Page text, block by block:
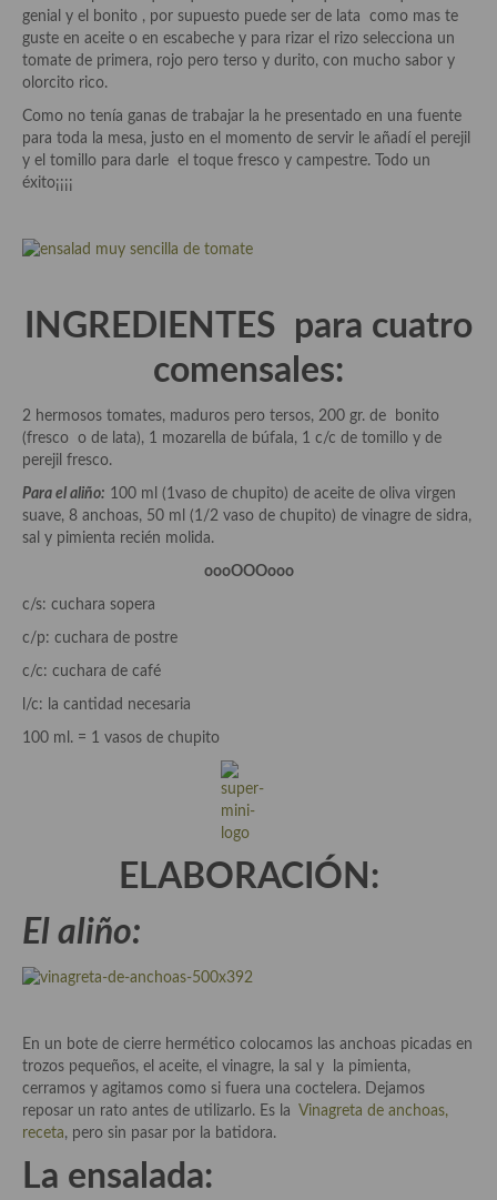
Protocolo y buenas maneras.
Ocio – restaurantes, bares, tabernas
Viajes eno-gastro-turísticos
En El Candelero
Prensa
Aderezos, salsas, vinagretas, especias, hierbas aromáticas o
aditivos
Especias, mezclas de especias
Hierbas aromáticas
Mojos y pastas
Sales y polvos
demás
Entrantes y primeros platos
Gazpachos, salmorejos, sopas y cremas frías
Quínoa
Pasta
genial y el bonito , por supuesto puede ser de lata como mas te
guste en aceite o en escabeche y para rizar el rizo selecciona un
tomate de primera, rojo pero terso y durito, con mucho sabor y
olorcito rico.
Como no tenía ganas de trabajar la he presentado en una fuente
para toda la mesa, justo en el momento de servir le añadí el perejil
y el tomillo para darle el toque fresco y campestre. Todo un
éxito¡¡¡¡
INGREDIENTES para cuatro
comensales:
2 hermosos tomates, maduros pero tersos, 200 gr. de bonito
(fresco o de lata), 1 mozarella de búfala, 1 c/c de tomillo y de
perejil fresco.
Para el aliño: 100 ml (1vaso de chupito) de aceite de oliva virgen
suave, 8 anchoas, 50 ml (1/2 vaso de chupito) de vinagre de sidra,
sal y pimienta recién molida.
oooOOOooo
c/s: cuchara sopera
c/p: cuchara de postre
c/c: cuchara de café
l/c: la cantidad necesaria
100 ml. = 1 vasos de chupito
ELABORACIÓN:
El aliño:
En un bote de cierre hermético colocamos las anchoas picadas en
trozos pequeños, el aceite, el vinagre, la sal y la pimienta,
cerramos y agitamos como si fuera una coctelera. Dejamos
reposar un rato antes de utilizarlo. Es la Vinagreta de anchoas,
receta, pero sin pasar por la batidora.
La ensalada: